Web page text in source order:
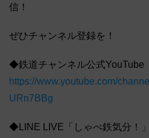
信！
ぜひチャンネル登録を！
◆鉄道チャンネル公式YouTube
https://www.youtube.com/
URn7BBg
◆LINE LIVE「しゃべ鉄気分！」